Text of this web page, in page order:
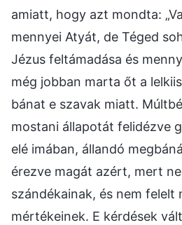
amiatt, hogy azt mondta:
mennyei Atyát, de Téged
Jézus feltámadása és
még jobban marta őt a
bánat e szavak miatt.
mostani állapotát felidézve
elé imában, állandó
érezve magát azért, mert
szándékainak, és nem felelt
mértékeinek. E kérdések